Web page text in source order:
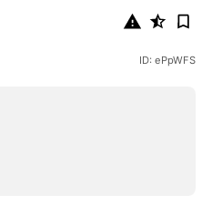
ID: ePpWFS